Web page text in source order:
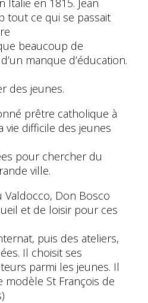
tout ce qui se passait
beaucoup de
manque d’éducation.
des jeunes.
prêtre catholique à
vie difficile des jeunes
pour chercher du
ville.
Valdocco, Don Bosco
et de loisir pour ces
puis des ateliers,
Il choisit ses
parmi les jeunes. Il
St François de